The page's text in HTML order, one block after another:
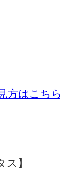
方はこちら
ス】